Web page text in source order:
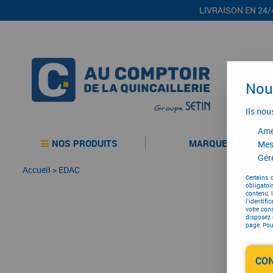
LIVRAISON EN 24/
NOS PRODUITS MARQUES
Accueil > EDAC
Ils
Certains
contenu,
votre
disposez
page.